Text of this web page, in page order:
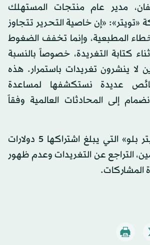
مدير عام منتجات المستهلك
«تويتر»: «إن خاصية التحرير تتجاوز
المطبعية، وإنما تخفف الضغوط
كتابة التغريدة، خصوصاً بالنسبة
لا ينشرون تغريدات باستمرار. هذه
عديدة نستكشفها لمساعدة
إلى المحادثات العالمية وفقاً
وتتيح خدمة «تويتر بلو» التي يبلغ اشتراكها 5 دولارات
التراجع عن التغريدات وعدم ظهور
المشاركات.